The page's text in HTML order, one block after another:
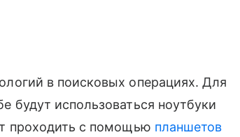
в поисковых операциях. Для
будут использоваться ноутбуки
проходить с помощью планшетов